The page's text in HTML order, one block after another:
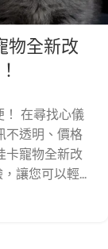
物全新改
！ 在尋找心儀
不透明、價格
卡寵物全新改
讓您可以輕...